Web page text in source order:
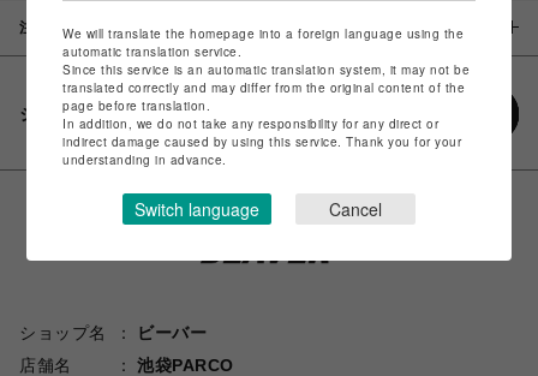
注意事項
シェアする
ショップ名
ビーバー
店舗名
池袋PARCO
We will translate the homepage into a foreign language using the
automatic translation service.
Since this service is an automatic translation system, it may not be
translated correctly and may differ from the original content of the
page before translation.
In addition, we do not take any responsibility for any direct or
indirect damage caused by using this service. Thank you for your
understanding in advance.
Switch language Cancel